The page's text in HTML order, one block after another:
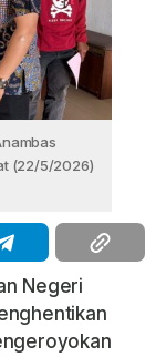
(22/5/2026)
Negeri